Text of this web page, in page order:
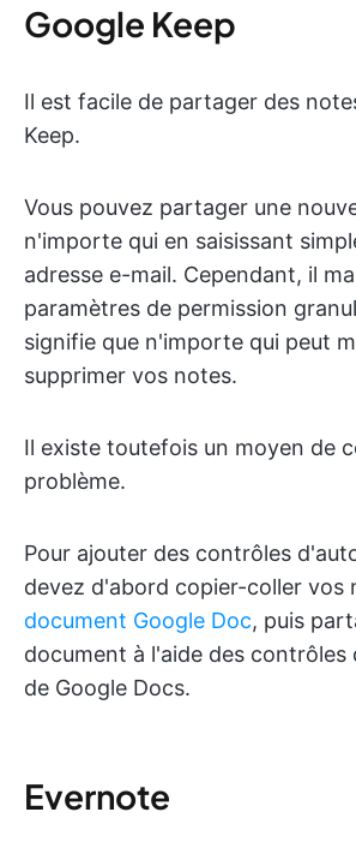
Google Keep
Il est facile de partager des
Keep.
Vous pouvez partager une
n'importe qui en saisissant
adresse e-mail. Cependant, il
paramètres de permission
signifie que n'importe qui peut
supprimer vos notes.
Il existe toutefois un moyen de
problème.
Pour ajouter des contrôles
devez d'abord copier-coller vos
document Google Doc, puis
document à l'aide des contrôles
de Google Docs.
Evernote